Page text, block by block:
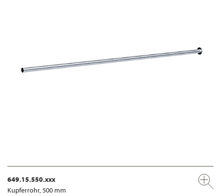
649.15.550.xxx
Kupferrohr, 500 mm